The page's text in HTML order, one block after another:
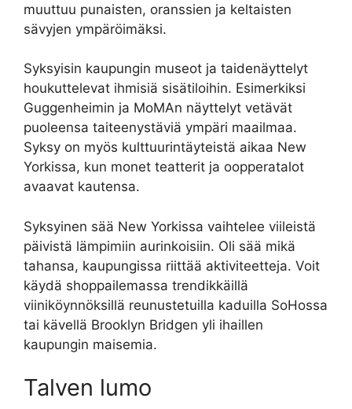
muuttuu punaisten, oranssien ja keltaisten
sävyjen ympäröimäksi.
Syksyisin kaupungin museot ja taidenäyttelyt
houkuttelevat ihmisiä sisätiloihin. Esimerkiksi
Guggenheimin ja MoMAn näyttelyt vetävät
puoleensa taiteenystäviä ympäri maailmaa.
Syksy on myös kulttuurintäyteistä aikaa New
Yorkissa, kun monet teatterit ja oopperatalot
avaavat kautensa.
Syksyinen sää New Yorkissa vaihtelee viileistä
päivistä lämpimiin aurinkoisiin. Oli sää mikä
tahansa, kaupungissa riittää aktiviteetteja. Voit
käydä shoppailemassa trendikkäillä
viiniköynnöksillä reunustetuilla kaduilla SoHossa
tai kävellä Brooklyn Bridgen yli ihaillen
kaupungin maisemia.
Talven lumo